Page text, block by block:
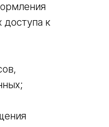
доступа к